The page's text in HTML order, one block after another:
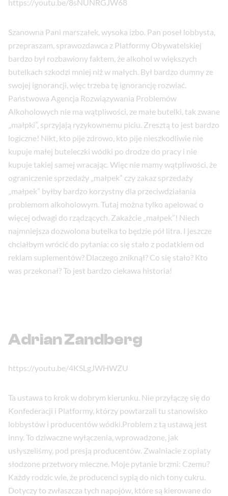
https://youtu.be/8sNUNRGJW68
Szanowna Pani marszałek, wysoka izbo. Pan poseł lobbysta,
przepraszam, sprawozdawca z Platformy Obywatelskiej
bardzo był rozbawiony faktem, że alkohol w większych
butelkach szkodzi mniej niż w małych. Był bardzo dumny ze
swojej ignorancji, więc trzeba tę ignorancję rozwiać.
Państwowa Agencja Rozwiązywania Problemów
Alkoholowych nie ma wątpliwości, ze małe butelki, tak zwane
„małpki”, sprzyjają ryzykownemu piciu. Zresztą to jest bardzo
logiczne! Nikt, kto pije zdrowo, kto pije nieszkodliwie nie
kupuje małej buteleczki wódki po drodze do pracy i nie
kupuje takiej samej wracając. Więc nie mamy wątpliwości, że
ograniczenie sprzedaży „małpek” czy zakaz sprzedaży
„małpek” byłby bardzo korzystny dla przeciwdziałania
problemom alkoholowym. Tutaj można tylko apelować o
więcej odwagi do rządzących. Zakażcie „małpek”! Niech
najmniejsza dozwolona butelka to będzie pół litra. I jeszcze
chciałbym wrócić do pytania: co się stało z podatkiem od
reklam suplementów? Dlaczego zniknął? Co się stało? Kto
was przekonał? To jest bardzo ciekawa historia!
Adrian Zandberg
https://youtu.be/4KSLgJWHWZU
Ta ustawa to krok w dobrym kierunku. Nie przyłączę się do
Konfederacji i Platformy, którzy powtarzali tu stanowisko
lobbystów i producentów wódki.Problem z tą ustawą jest
inny. To dziwaczne wyłączenia, wprowadzone, jak
usłyszeliśmy, pod presją producentów. Zwalniacie z opłaty
słodzone przetwory mleczne. Moje pytanie brzmi: Czemu?
Każdy rodzic wie, że producenci sypią do nich tony cukru.
Dotyczy to zwłaszcza tych napojów, które są kierowane do